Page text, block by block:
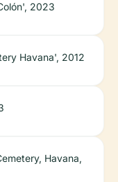
2023
Havana', 2012
Havana,